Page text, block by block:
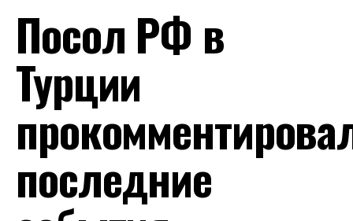
Посол РФ в
Турции
последние